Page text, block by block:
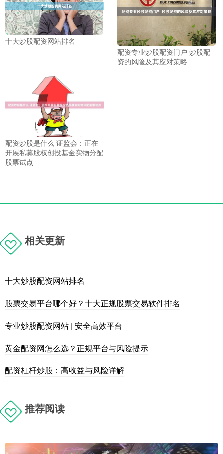
十大炒股配资网站排名
配资专业炒股配资门户 炒股配
资的风险及其应对策略
配资炒股是什么 证监会：正在
开展私募股权创投基金实物分配
股票试点
相关更新
十大炒股配资网站排名
股票交易平台哪个好？十大正规股票交易软件排名
专业炒股配资网站 | 安全高效平台
黄金配资网怎么选？正规平台与风险提示
配资杠杆炒股：高收益与风险详解
推荐阅读